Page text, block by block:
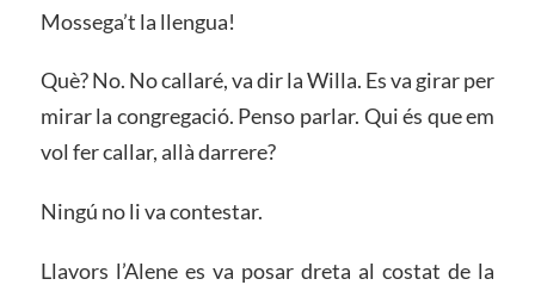
Mossega’t la llengua!
Què? No. No callaré, va dir la Willa. Es va girar per
mirar la congregació. Penso parlar. Qui és que em
vol fer callar, allà darrere?
Ningú no li va contestar.
Llavors l’Alene es va posar dreta al costat de la